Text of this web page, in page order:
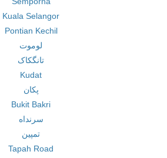
Kuala Selangor
Pontian Kechil
لوموت
تانگکاک
Kudat
پکان
Bukit Bakri
سرنداه
تمپین
Tapah Road